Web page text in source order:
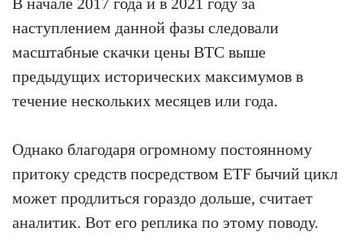
наступлением данной фазы следовали
масштабные скачки цены BTC выше
предыдущих исторических максимумов в
течение нескольких месяцев или года.
Однако благодаря огромному постоянному
притоку средств посредством ETF бычий цикл
может продлиться гораздо дольше, считает
аналитик. Вот его реплика по этому поводу.